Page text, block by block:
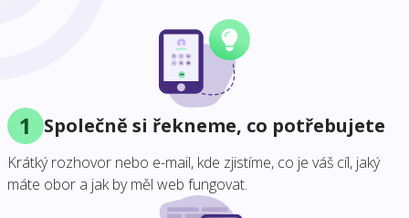
1 Společně si řekneme, co potřebujete
Krátký rozhovor nebo e-mail, kde zjistíme, co je váš cíl, jaký
máte obor a jak by měl web fungovat.